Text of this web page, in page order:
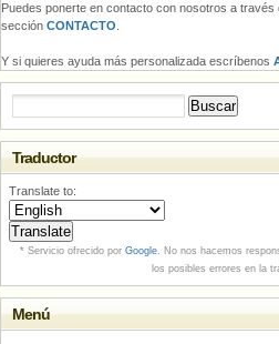
Puedes ponerte en contacto con nosotros a través
sección CONTACTO
Y si quieres ayuda más personalizada escríbenos
Traductor
Translate to:
* Servicio ofrecido por Google. No nos hacemos
los posibles errores en la
Menú